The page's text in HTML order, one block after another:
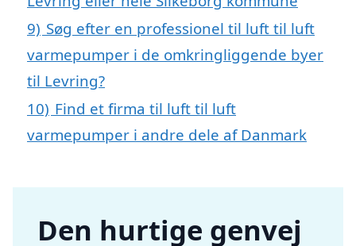
9) Søg efter en professionel til luft til luft
varmepumper i de omkringliggende byer
til Levring?
10) Find et firma til luft til luft
varmepumper i andre dele af Danmark
Den hurtige genvej